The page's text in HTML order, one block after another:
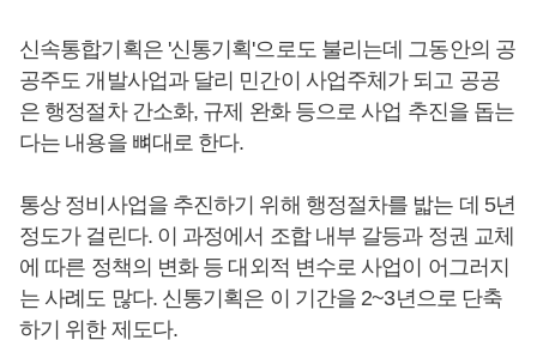
신속통합기획은 '신통기획'으로도 불리는데 그동안의 공
공주도 개발사업과 달리 민간이 사업주체가 되고 공공
은 행정절차 간소화, 규제 완화 등으로 사업 추진을 돕는
다는 내용을 뼈대로 한다.
통상 정비사업을 추진하기 위해 행정절차를 밟는 데 5년
정도가 걸린다. 이 과정에서 조합 내부 갈등과 정권 교체
에 따른 정책의 변화 등 대외적 변수로 사업이 어그러지
는 사례도 많다. 신통기획은 이 기간을 2~3년으로 단축
하기 위한 제도다.